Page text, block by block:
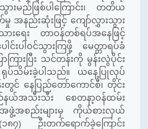
းမည်ဖြစ်ပါကြောင်း၊ တတိယ
အနည်းဆုံးဖြင့် ကျော်လွှားသွား
းရေး တာဝန်တစ်ရပ်အနေဖြင့်
းပါဝင်သွားကြဖို့ မေတ္တာရပ်ခံ
ောကြားပြီး သင်တန်းကို မွန်းလွဲပိုင်း
ပ်သိမ်းခဲ့ပါသည်။ ယနေ့ပြုလုပ်
င် နေပြည်တော်ကောင်စီ၊ တိုင်း
ည်နယ်အသီးသီး စေတနာ့ဝန်ထမ်း
အစည်းများမှ ကိုယ်စားလှယ်
၁၈၇) ဦးတက်ရောက်ခဲ့ကြောင်း